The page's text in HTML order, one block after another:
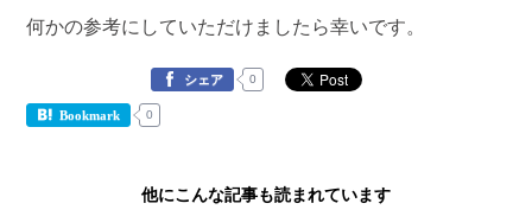
何かの参考にしていただけましたら幸いです。
シェア 0
Bookmark 0
他にこんな記事も読まれています